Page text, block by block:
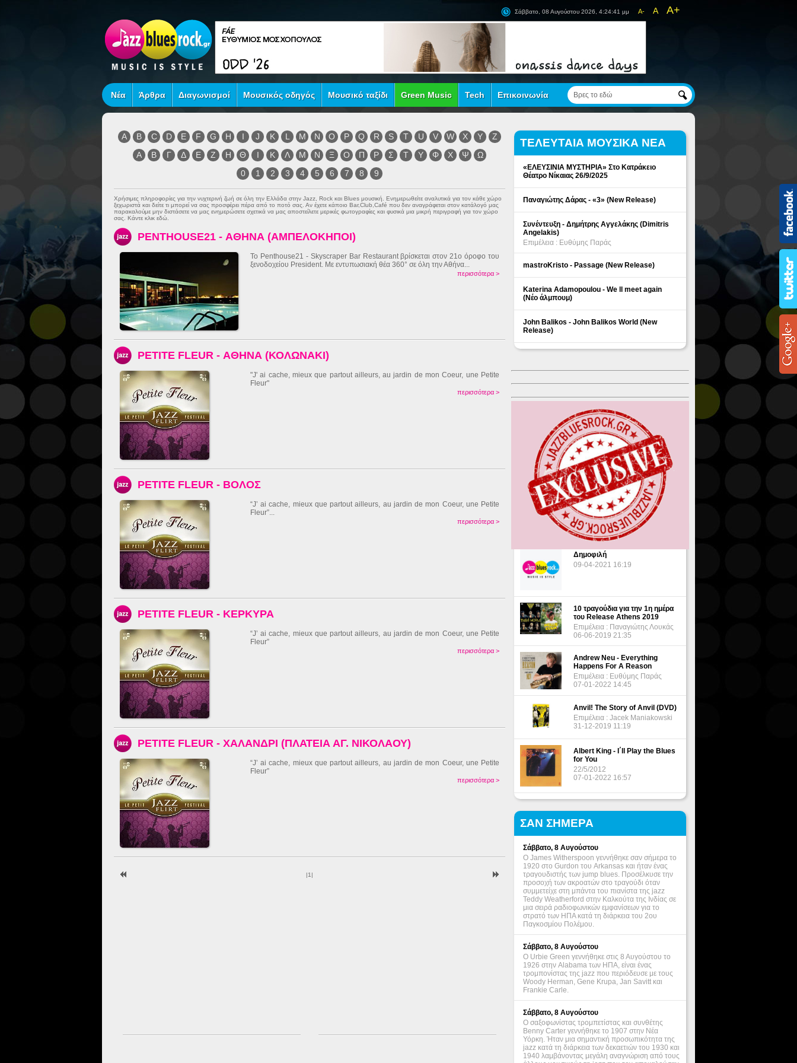
A- A A+
Σάββατο, 08 Αυγούστου 2026, 4:24:41 μμ
Νέα Άρθρα Διαγωνισμοί Μουσικός οδηγός Μουσικό ταξίδι Green Music Tech Επικοινωνία
A B C D E F G H I J K L M N O P Q R S T U V W X Y
Z
Α
Β Γ Δ Ε Ζ Η Θ Ι Κ Λ Μ Ν Ξ Ο Π Ρ Σ Τ Υ Φ Χ Ψ
Ω
0
1 2 3 4 5 6 7 8 9
Χρήσιμες πληροφορίες για την νυχτερινή ζωή σε όλη την Ελλάδα στην Jazz Rock και Blues μουσική. Ενημερωθείτε αναλυτικά για τον κάθε χώρο
ξεχωριστά και δείτε τι μπορεί να σας προσφέρει πέρα από το ποτό σας. Αν έχετε κάποιο Bar,Club,Café που δεν αναγράφεται στον κατάλογό μας
παρακαλούμε μην διστάσετε να μας ενημερώσετε σχετικά να μας αποστείλετε μερικές φωτογραφίες και φυσικά μια μικρή περιγραφή για τον χώρο
σας. Κάντε κλικ εδώ.
PENTHOUSE21 - ΑΘΗΝΑ (ΑΜΠΕΛΟΚΗΠΟΙ)
Το Penthouse21 - Skyscraper Bar Restaurant βρίσκεται στον 21ο όροφο του
ξενοδοχείου President. Με εντυπωσιακή θέα 360° σε όλη την Αθήνα...
περισσότερα >
PETITE FLEUR - ΑΘΗΝΑ (ΚΟΛΩΝΑΚΙ)
"J' ai cache, mieux que partout ailleurs, au jardin de mon Coeur, une Petite
Fleur"
περισσότερα >
PETITE FLEUR - ΒΟΛΟΣ
“Jʼ ai cache, mieux que partout ailleurs, au jardin de mon Coeur, une Petite
Fleur”...
περισσότερα >
PETITE FLEUR - ΚΕΡΚΥΡΑ
“Jʼ ai cache, mieux que partout ailleurs, au jardin de mon Coeur, une Petite
Fleur”
περισσότερα >
PETITE FLEUR - ΧΑΛΑΝΔΡΙ (ΠΛΑΤΕΙΑ ΑΓ. ΝΙΚΟΛΑΟΥ)
“Jʼ ai cache, mieux que partout ailleurs, au jardin de mon Coeur, une Petite
Fleur”
περισσότερα >
1
ΤΕΛΕΥΤΑΙΑ ΜΟΥΣΙΚΑ ΝΕΑ
«ΕΛΕΥΣΙΝΙΑ ΜΥΣΤΗΡΙΑ» Στο Κατράκειο
Θέατρο Νίκαιας 26/9/2025
Παναγιώτης Δάρας - «3» (New Release)
Συνέντευξη - Δημήτρης Αγγελάκης (Dimitris
Angelakis)
Επιμέλεια : Ευθύμης Παράς
mastroKristo - Passage (New Release)
Katerina Adamopoulou - We ll meet again
(Νέο άλμπουμ)
John Balikos - John Balikos World (New
Release)
ΔΗΜΟΦΙΛΗ ΘΕΜΑΤΑ
Δημοφιλή
09-04-2021 16:19
10 τραγούδια για την 1η ημέρα
του Release Athens 2019
Επιμέλεια : Παναγιώτης Λουκάς
06-06-2019 21:35
Andrew Neu - Everything
Happens For A Reason
Επιμέλεια : Ευθύμης Παράς
07-01-2022 14:45
Anvil! The Story of Anvil (DVD)
Επιμέλεια : Jacek Maniakowski
31-12-2019 11:19
Albert King - I΄ll Play the Blues
for You
22/5/2012
07-01-2022 16:57
ΣΑΝ ΣΗΜΕΡΑ
Σάββατο, 8 Αυγούστου
Ο James Witherspoon γεννήθηκε σαν σήμερα το
1920 στο Gurdon του Arkansas και ήταν ένας
τραγουδιστής των jump blues. Προσέλκυσε την
προσοχή των ακροατών στο τραγούδι όταν
συμμετείχε στη μπάντα του πιανίστα της jazz
Teddy Weatherford στην Καλκούτα της Ινδίας σε
μια σειρά ραδιοφωνικών εμφανίσεων για το
στρατό των ΗΠΑ κατά τη διάρκεια του 2ου
Παγκοσμίου Πολέμου.
Σάββατο, 8 Αυγούστου
Ο Urbie Green γεννήθηκε στις 8 Αυγούστου το
1926 στην Alabama των ΗΠΑ, είναι ένας
τρομπονίστας της jazz που περιόδευσε με τους
Woody Herman, Gene Krupa, Jan Savitt και
Frankie Carle.
Σάββατο, 8 Αυγούστου
Ο σαξοφωνίστας τρομπετίστας και συνθέτης
Benny Carter γεννήθηκε το 1907 στην Νέα
Υόρκη. Ήταν μια σημαντική προσωπικότητα της
jazz κατά τη διάρκεια των δεκαετιών του 1930 και
1940 λαμβάνοντας μεγάλη αναγνώριση από τους